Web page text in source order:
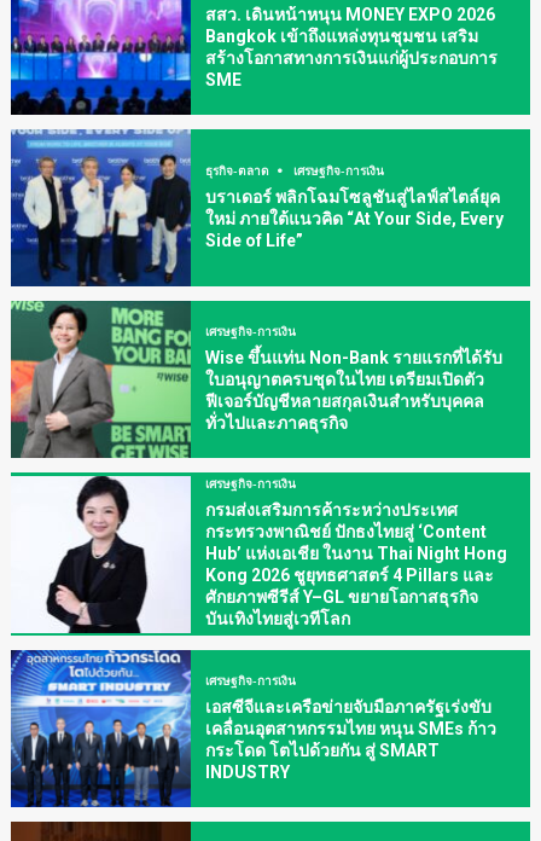
สสว. เดินหน้าหนุน MONEY EXPO 2026
Bangkok เข้าถึงแหล่งทุนชุมชน เสริม
สร้างโอกาสทางการเงินแก่ผู้ประกอบการ
SME
ธุรกิจ-ตลาด เศรษฐกิจ-การเงิน
บราเดอร์ พลิกโฉมโซลูชันสู่ไลฟ์สไตล์ยุค
ใหม่ ภายใต้แนวคิด “At Your Side, Every
Side of Life”
เศรษฐกิจ-การเงิน
Wise ขึ้นแท่น Non-Bank รายแรกที่ได้รับ
ใบอนุญาตครบชุดในไทย เตรียมเปิดตัว
ฟีเจอร์บัญชีหลายสกุลเงินสำหรับบุคคล
ทั่วไปและภาคธุรกิจ
เศรษฐกิจ-การเงิน
กรมส่งเสริมการค้าระหว่างประเทศ
กระทรวงพาณิชย์ ปักธงไทยสู่ ‘Content
Hub’ แห่งเอเชีย ในงาน Thai Night Hong
Kong 2026 ชูยุทธศาสตร์ 4 Pillars และ
ศักยภาพซีรีส์ Y–GL ขยายโอกาสธุรกิจ
บันเทิงไทยสู่เวทีโลก
เศรษฐกิจ-การเงิน
เอสซีจีและเครือข่ายจับมือภาครัฐเร่งขับ
เคลื่อนอุตสาหกรรมไทย หนุน SMEs ก้าว
กระโดด โตไปด้วยกัน สู่ SMART
INDUSTRY